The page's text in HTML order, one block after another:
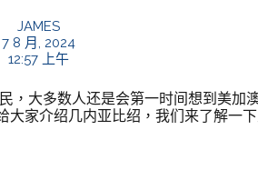
JAMES
7 8 月, 2024
12:57 上午
，大多数人还是会第一时间想到美加
家介绍几内亚比绍，我们来了解一